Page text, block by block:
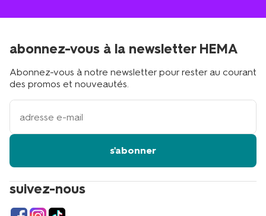
suivez-nous
abonnez-vous à la newsletter HEMA
Abonnez-vous à notre newsletter pour rester au courant
des promos et nouveautés.
votre
adresse
s'abonner